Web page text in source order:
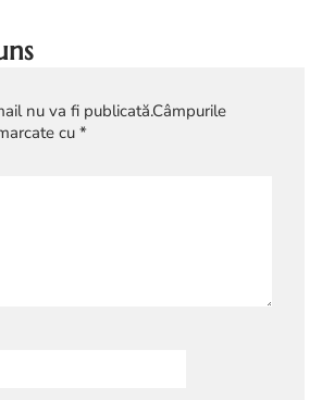
nu va fi publicată.Câmpurile
cu *